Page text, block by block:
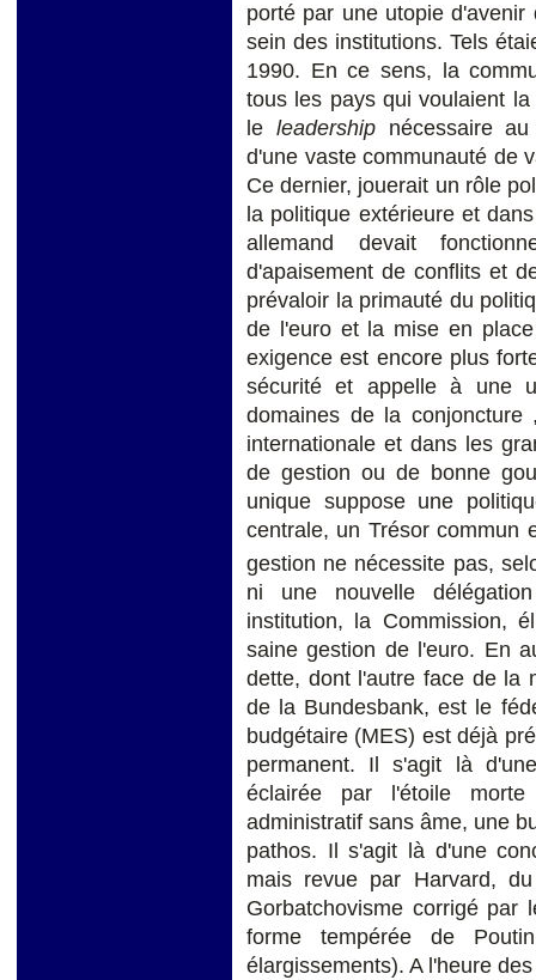
porté par une utopie
sein des institutions. Tels
1990. En ce sens, la
tous les pays qui voulaient
le leadershipnécessaire au
d'une vaste communauté de
Ce dernier, jouerait un rôle
la politique extérieure et
allemand devait
d'apaisement de conflits et
prévaloir la primauté du
de l'euro et la mise en
exigence est encore plus
sécurité et appelle à une
domaines de la
internationale et dans les
de gestion ou de bonne
unique suppose une
centrale, un Trésor commun
gestion ne nécessite pas,
ni une nouvelle
institution, la Commission,
saine gestion de l'euro. En
dette, dont l'autre face de la
de la Bundesbank, est le
budgétaire (MES) est déjà
permanent. Il s'agit là
éclairée par l'étoile
administratif sans âme, une
pathos. Il s'agit là d'une
mais revue par Harvard,
Gorbatchovisme corrigé
forme tempérée de
élargissements). A l'heure